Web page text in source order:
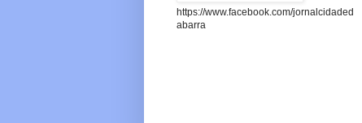
https://www.facebook.com/jornalcidaded
abarra